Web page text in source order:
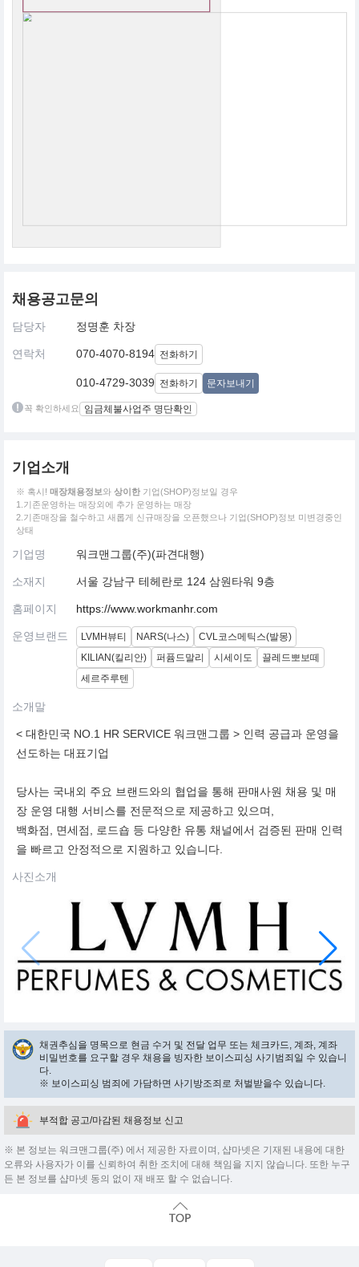
채용공고문의
담당자 정명훈 차장
연락처 070-4070-8194 전화하기
010-4729-3039 전화하기 문자보내기
꼭 확인하세요 임금체불사업주 명단확인
기업소개
※ 혹시! 매장채용정보와 상이한 기업(SHOP)정보일 경우
1.기존운영하는 매장외에 추가 운영하는 매장
2.기존매장을 철수하고 새롭게 신규매장을 오픈했으나 기업(SHOP)정보 미변경중인
상태
기업명 워크맨그룹(주)(파견대행)
소재지 서울 강남구 테헤란로 124 삼원타워 9층
홈페이지 https://www.workmanhr.com
운영브랜드 LVMH뷰티 NARS(나스)
CVL코스메틱스(발몽)
KILIAN(킬리안)
퍼퓸드말리 시세이도
끌레드뽀보떼
세르주루텐
소개말
< 대한민국 NO.1 HR SERVICE 워크맨그룹 > 인력 공급과 운영을
선도하는 대표기업
당사는 국내외 주요 브랜드와의 협업을 통해 판매사원 채용 및 매
장 운영 대행 서비스를 전문적으로 제공하고 있으며,
백화점, 면세점, 로드숍 등 다양한 유통 채널에서 검증된 판매 인력
을 빠르고 안정적으로 지원하고 있습니다.
사진소개
채권추심을 명목으로 현금 수거 및 전달 업무 또는 체크카드, 계좌, 계좌
비밀번호를 요구할 경우 채용을 빙자한 보이스피싱 사기범죄일 수 있습니
다.
※ 보이스피싱 범죄에 가담하면 사기방조죄로 처벌받을수 있습니다.
부적합 공고/마감된 채용정보 신고
※ 본 정보는 워크맨그룹(주) 에서 제공한 자료이며, 샵마넷은 기재된 내용에 대한
오류와 사용자가 이를 신뢰하여 취한 조치에 대해 책임을 지지 않습니다. 또한 누구
든 본 정보를 샵마넷 동의 없이 재 배포 할 수 없습니다.